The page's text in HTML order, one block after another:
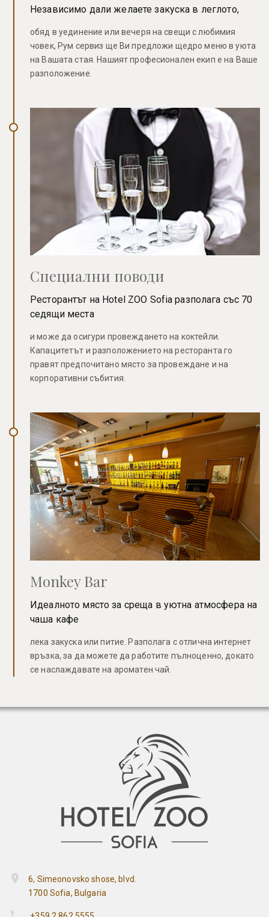
Независимо дали желаете закуска в леглото,
обяд в уединение или вечеря на свещи с любимия
човек, Рум сервиз ще Ви предложи щедро меню в уюта
на Вашата стая. Нашият професионален екип е на Ваше
разположение.
Специални поводи
Ресторантът на Hotel ZOO Sofia разполага със 70
седящи места
и може да осигури провеждането на коктейли.
Капацитетът и разположението на ресторанта го
правят предпочитано място за провеждане и на
корпоративни събития.
Monkey Bar
Идеалното място за среща в уютна атмосфера на
чаша кафе
лека закуска или питие. Разполага с отлична интернет
връзка, за да можете да работите пълноценно, докато
се наслаждавате на ароматен чай.
6, Simeonovsko shose, blvd.
1700 Sofia, Bulgaria